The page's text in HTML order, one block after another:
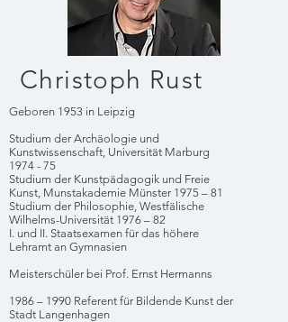
Christoph Rust
Geboren 1953 in Leipzig
Studium der Archäologie und
Kunstwissenschaft, Universität Marburg
1974 - 75
Studium der Kunstpädagogik und Freie
Kunst, Munstakademie Münster 1975 – 81
Studium der Philosophie, Westfälische
Wilhelms-Universität 1976 – 82
I. und II. Staatsexamen für das höhere
Lehramt an Gymnasien
Meisterschüler bei Prof. Ernst Hermanns
1986 – 1990 Referent für Bildende Kunst der
Stadt Langenhagen